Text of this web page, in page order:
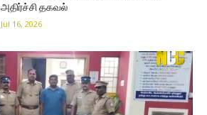
அதிர்ச்சி தகவல்
Jul 16, 2026